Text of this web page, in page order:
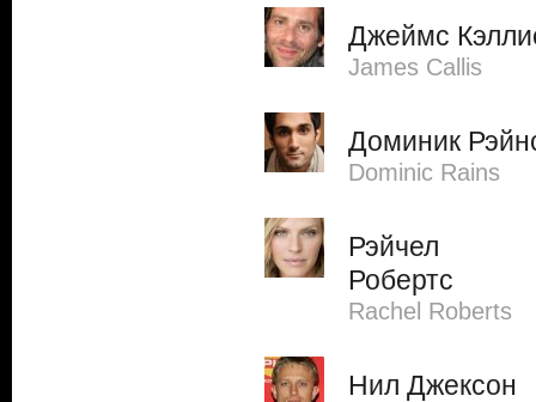
Джеймс
James Callis
Доминик
Dominic Rains
Рэйчел
Робертс
Rachel Roberts
Нил Джексон